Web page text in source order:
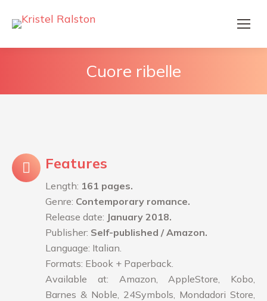
Cuore ribelle
Features
Length: 161 pages.
Genre: Contemporary romance.
Release date: January 2018.
Publisher: Self-published / Amazon.
Language: Italian.
Formats: Ebook + Paperback.
Available at: Amazon, AppleStore, Kobo,
Barnes & Noble, 24Symbols, Mondadori Store,